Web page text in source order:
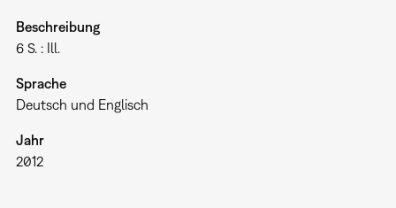
Beschreibung
6 S. : Ill.
Sprache
Deutsch und Englisch
Jahr
2012